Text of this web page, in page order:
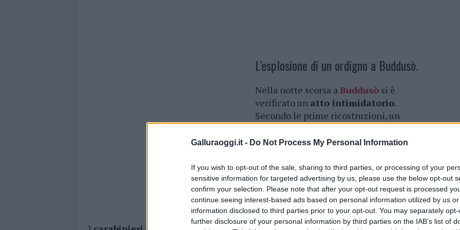
Galluraoggi.it - Do Not Process My Personal Information
If you wish to opt-out of the sale, sharing to third parties, or processing of your
sensitive information for targeted advertising by us, please use the below opt-out
confirm your selection. Please note that after your opt-out request is processed
continue seeing interest-based ads based on personal information utilized by us
information disclosed to third parties prior to your opt-out. You may separately
further disclosure of your personal information by third parties on the IAB’s list of
L’esplosione di un ordigno a Buddusò.
Nella notte scorsa aBuddusò si è
verificato un atto intimidatorio.
Secondo le prime ricostruzioni, un
esplodere proprio davanti alla porta
Sanna, noto imprenditore nel settore
immobiliare. L’esplosione ha causato
danni ingenti,compromettendo
gravemente la facciatadella casa.